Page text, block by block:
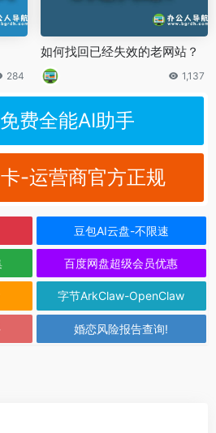
284
如何找回已经失效的老网站？
1,137
费全能AI助手
-运营商官方正规
豆包AI云盘-不限速
百度网盘超级会员优惠
字节ArkClaw-OpenClaw
婚恋风险报告查询!